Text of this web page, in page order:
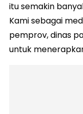
itu semakin
Kami sebagai
pemprov, dinas
untuk